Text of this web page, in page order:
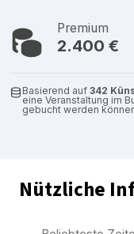
Premium
2.400 €
Basierend auf 342
eine Veranstaltung im
gebucht werden
Nützliche